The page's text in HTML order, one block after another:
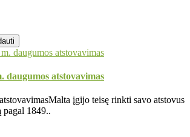
daugumos atstovavimas
įgijo teisę rinkti savo atstovus
pagal 1849..